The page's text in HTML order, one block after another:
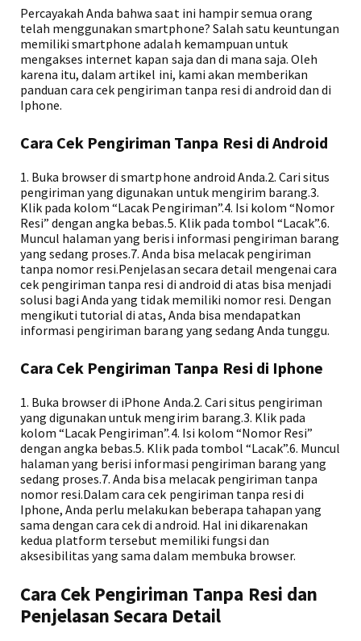
Percayakah Anda bahwa saat ini hampir semua orang
telah menggunakan smartphone? Salah satu keuntungan
memiliki smartphone adalah kemampuan untuk
mengakses internet kapan saja dan di mana saja. Oleh
karena itu, dalam artikel ini, kami akan memberikan
panduan cara cek pengiriman tanpa resi di android dan di
Iphone.
Cara Cek Pengiriman Tanpa Resi di Android
1. Buka browser di smartphone android Anda.2. Cari situs
pengiriman yang digunakan untuk mengirim barang.3.
Klik pada kolom “Lacak Pengiriman”.4. Isi kolom “Nomor
Resi” dengan angka bebas.5. Klik pada tombol “Lacak”.6.
Muncul halaman yang berisi informasi pengiriman barang
yang sedang proses.7. Anda bisa melacak pengiriman
tanpa nomor resi.Penjelasan secara detail mengenai cara
cek pengiriman tanpa resi di android di atas bisa menjadi
solusi bagi Anda yang tidak memiliki nomor resi. Dengan
mengikuti tutorial di atas, Anda bisa mendapatkan
informasi pengiriman barang yang sedang Anda tunggu.
Cara Cek Pengiriman Tanpa Resi di Iphone
1. Buka browser di iPhone Anda.2. Cari situs pengiriman
yang digunakan untuk mengirim barang.3. Klik pada
kolom “Lacak Pengiriman”.4. Isi kolom “Nomor Resi”
dengan angka bebas.5. Klik pada tombol “Lacak”.6. Muncul
halaman yang berisi informasi pengiriman barang yang
sedang proses.7. Anda bisa melacak pengiriman tanpa
nomor resi.Dalam cara cek pengiriman tanpa resi di
Iphone, Anda perlu melakukan beberapa tahapan yang
sama dengan cara cek di android. Hal ini dikarenakan
kedua platform tersebut memiliki fungsi dan
aksesibilitas yang sama dalam membuka browser.
Cara Cek Pengiriman Tanpa Resi dan
Penjelasan Secara Detail